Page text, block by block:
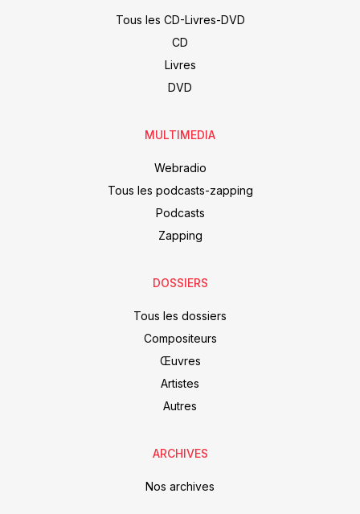
Tous les CD-Livres-DVD
CD
Livres
DVD
MULTIMEDIA
Webradio
Tous les podcasts-zapping
Podcasts
Zapping
DOSSIERS
Tous les dossiers
Compositeurs
Œuvres
Artistes
Autres
ARCHIVES
Nos archives